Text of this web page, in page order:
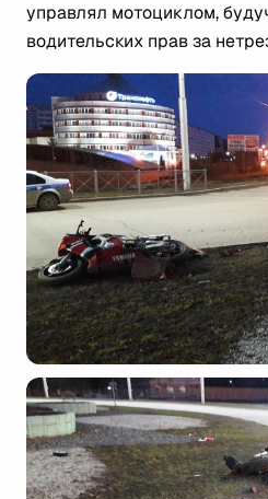
управлял мотоциклом,
водительских прав за